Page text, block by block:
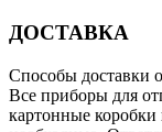
ДОСТАВКА
Способы доставки
Все приборы для
картонные